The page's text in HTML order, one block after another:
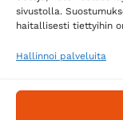
sivustolla.
haitallisesti tiettyihin
Hallinnoi palveluita
Tilaa uutiskirje